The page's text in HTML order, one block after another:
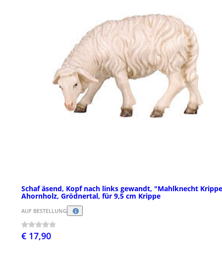
Schaf äsend, Kopf nach links gewandt, "Mahlknecht
Ahornholz, Grödnertal, für 9,5 cm Krippe
AUF BESTELLUNG
€ 17,90